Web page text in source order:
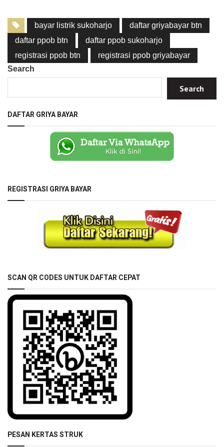
bayar listrik sukoharjo
daftar griyabayar btn
daftar ppob btn
daftar ppob sukoharjo
registrasi ppob btn
registrasi ppob griyabayar
Search
Search
DAFTAR GRIYA BAYAR
REGISTRASI GRIYA BAYAR
SCAN QR CODES UNTUK DAFTAR CEPAT
PESAN KERTAS STRUK